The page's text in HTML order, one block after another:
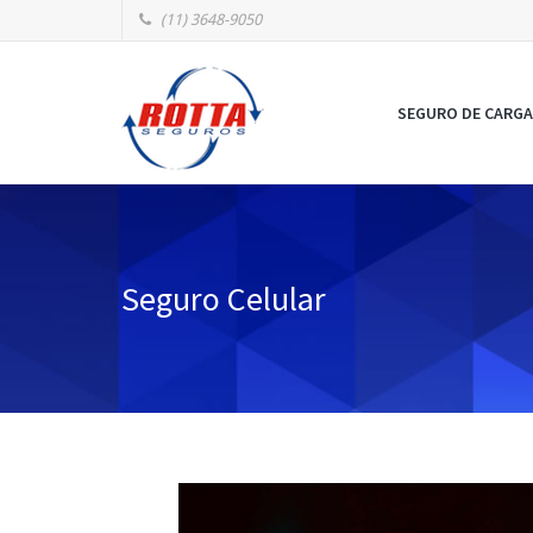
(11) 3648-9050
SEGURO DE CARGA
Seguro Celular